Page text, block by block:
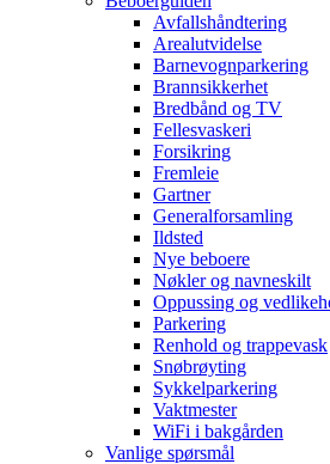
Avfallshåndtering
Arealutvidelse
Barnevognparkering
Brannsikkerhet
Bredbånd og TV
Fellesvaskeri
Forsikring
Fremleie
Gartner
Generalforsamling
Ildsted
Nye beboere
Nøkler og navneskilt
Oppussing og
Parkering
Renhold og trappevask
Snøbrøyting
Sykkelparkering
Vaktmester
WiFi i bakgården
Vanlige spørsmål